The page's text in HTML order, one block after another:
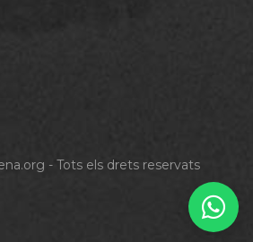
- Tots els drets reservats